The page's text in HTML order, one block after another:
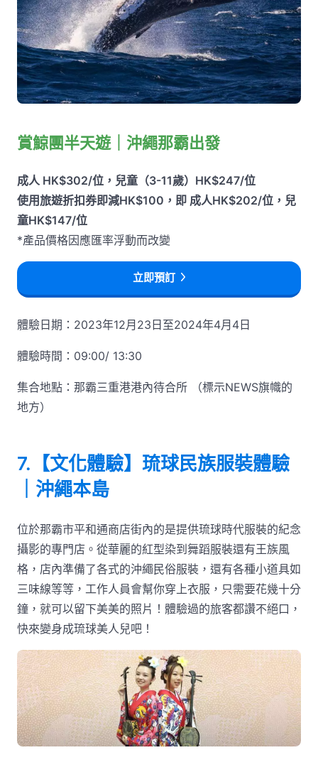
賞鯨團半天遊｜沖繩那霸出發
成人 HK$302/位，兒童（3-11歲）HK$247/位
使用旅遊折扣券即減HK$100，即 成人HK$202/位，兒
童HK$147/位
*產品價格因應匯率浮動而改變
立即預訂
體驗日期：2023年12月23日至2024年4月4日
體驗時間：09:00/ 13:30
集合地點：那霸三重港港內待合所 （標示NEWS旗幟的
地方）
7.【文化體驗】琉球民族服裝體驗
｜沖繩本島
位於那霸市平和通商店街內的是提供琉球時代服裝的紀念
攝影的專門店。從華麗的紅型染到舞蹈服裝還有王族風
格，店內準備了各式的沖繩民俗服裝，還有各種小道具如
三味線等等，工作人員會幫你穿上衣服，只需要花幾十分
鐘，就可以留下美美的照片！體驗過的旅客都讚不絕口，
快來變身成琉球美人兒吧！